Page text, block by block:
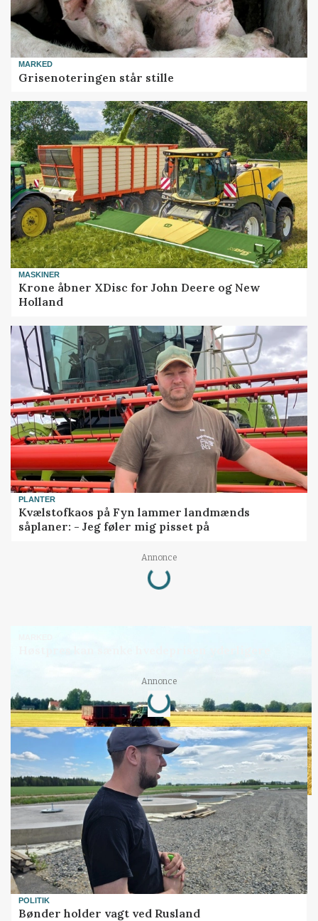
MARKED
Grisenoteringen står stille
MASKINER
Krone åbner XDisc for John Deere og New
Holland
PLANTER
Kvælstofkaos på Fyn lammer landmænds
såplaner: - Jeg føler mig pisset på
Annonce
Loading...
Annonce
Loading...
POLITIK
Bønder holder vagt ved Rusland